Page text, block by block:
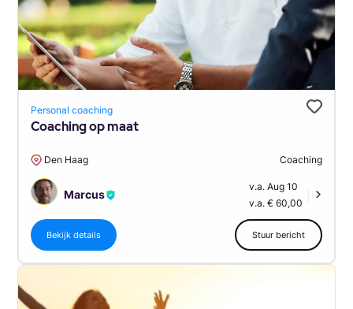
Personal coaching
Coaching op maat
Den Haag Coaching
Marcus
v.a. Aug 10
v.a. € 60,00
Bekijk details Stuur bericht